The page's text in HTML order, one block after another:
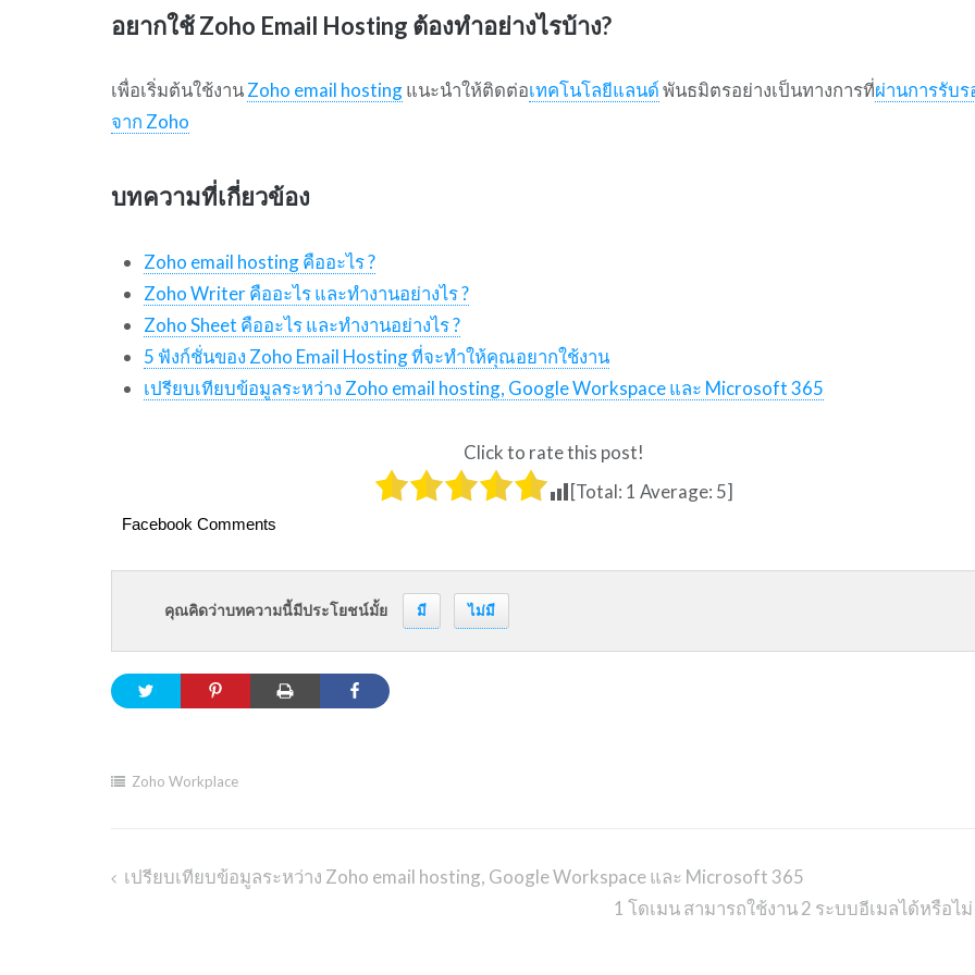
อยากใช้ Zoho Email Hosting ต้องทำอย่างไรบ้าง?
เพื่อเริ่มต้นใช้งานZoho email hostingแนะนำให้ติดต่อเทคโนโลยีแลนด์พันธมิตรอย่างเป็นทางการที่ผ่านการรับร
จาก Zoho
บทความที่เกี่ยวข้อง
Zoho email hosting คืออะไร ?
Zoho Writer คืออะไร และทำงานอย่างไร ?
Zoho Sheet คืออะไร และทำงานอย่างไร ?
5 ฟังก์ชั่นของ Zoho Email Hosting ที่จะทำให้คุณอยากใช้งาน
เปรียบเทียบข้อมูลระหว่าง Zoho email hosting, Google Workspace และ Microsoft 365
Click to rate this post!
[Total: 1 Average: 5]
Facebook Comments
คุณคิดว่าบทความนี้มีประโยชน์มั้ย มี ไม่มี
Zoho Workplace
เปรียบเทียบข้อมูลระหว่าง Zoho email hosting, Google Workspace และ Microsoft 365
1 โดเมน สามารถใช้งาน 2 ระบบอีเมลได้หรือไม่